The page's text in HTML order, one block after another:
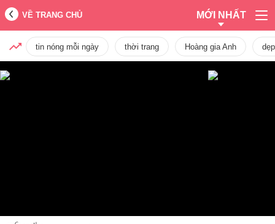
VỀ TRANG CHỦ MỚI NHẤT
tin nóng mỗi ngày thời trang Hoàng gia Anh dẹp